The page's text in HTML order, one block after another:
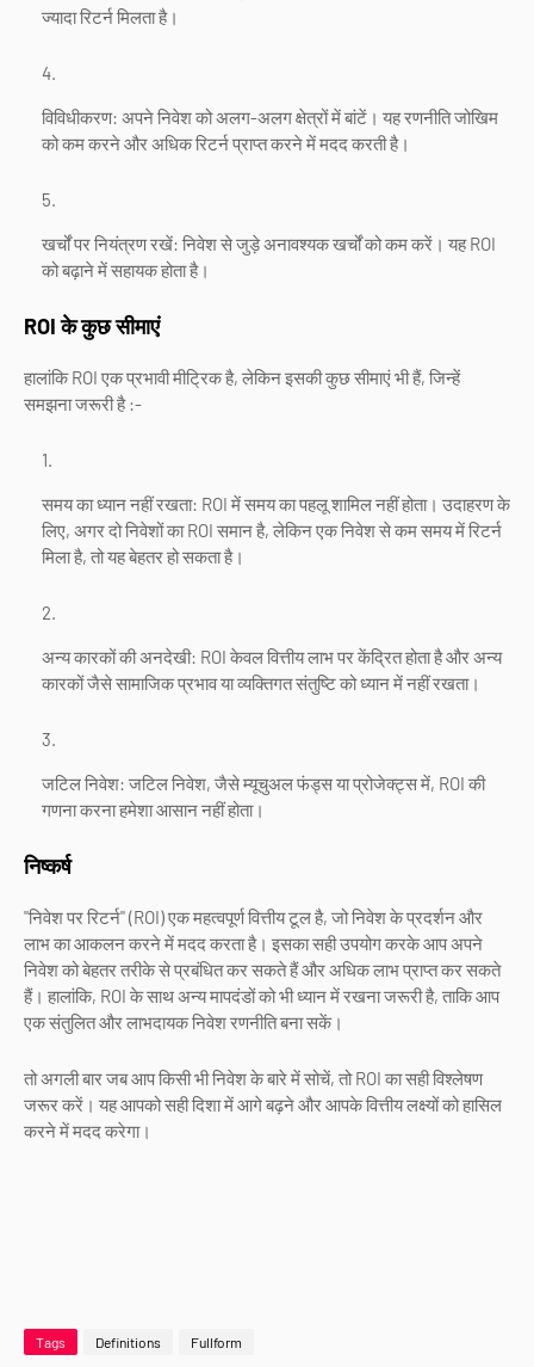
ज्यादा रिटर्न मिलता है।
विविधीकरण: अपने निवेश को अलग-अलग क्षेत्रों में बांटें। यह रणनीति जोखिम
को कम करने और अधिक रिटर्न प्राप्त करने में मदद करती है।
खर्चों पर नियंत्रण रखें: निवेश से जुड़े अनावश्यक खर्चों को कम करें। यह ROI
को बढ़ाने में सहायक होता है।
ROI के कुछ सीमाएं
हालांकि ROI एक प्रभावी मीट्रिक है, लेकिन इसकी कुछ सीमाएं भी हैं, जिन्हें
समझना जरूरी है :-
समय का ध्यान नहीं रखता: ROI में समय का पहलू शामिल नहीं होता। उदाहरण के
लिए, अगर दो निवेशों का ROI समान है, लेकिन एक निवेश से कम समय में रिटर्न
मिला है, तो यह बेहतर हो सकता है।
अन्य कारकों की अनदेखी: ROI केवल वित्तीय लाभ पर केंद्रित होता है और अन्य
कारकों जैसे सामाजिक प्रभाव या व्यक्तिगत संतुष्टि को ध्यान में नहीं रखता।
जटिल निवेश: जटिल निवेश, जैसे म्यूचुअल फंड्स या प्रोजेक्ट्स में, ROI की
गणना करना हमेशा आसान नहीं होता।
निष्कर्ष
"निवेश पर रिटर्न" (ROI) एक महत्वपूर्ण वित्तीय टूल है, जो निवेश के प्रदर्शन और
लाभ का आकलन करने में मदद करता है। इसका सही उपयोग करके आप अपने
निवेश को बेहतर तरीके से प्रबंधित कर सकते हैं और अधिक लाभ प्राप्त कर सकते
हैं। हालांकि, ROI के साथ अन्य मापदंडों को भी ध्यान में रखना जरूरी है, ताकि आप
एक संतुलित और लाभदायक निवेश रणनीति बना सकें।
तो अगली बार जब आप किसी भी निवेश के बारे में सोचें, तो ROI का सही विश्लेषण
जरूर करें। यह आपको सही दिशा में आगे बढ़ने और आपके वित्तीय लक्ष्यों को हासिल
करने में मदद करेगा।
Tags Definitions Fullform